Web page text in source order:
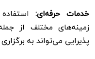
خدمات حرفه‌ای:
زمینه‌های مختلف از
پذیرایی می‌تواند به